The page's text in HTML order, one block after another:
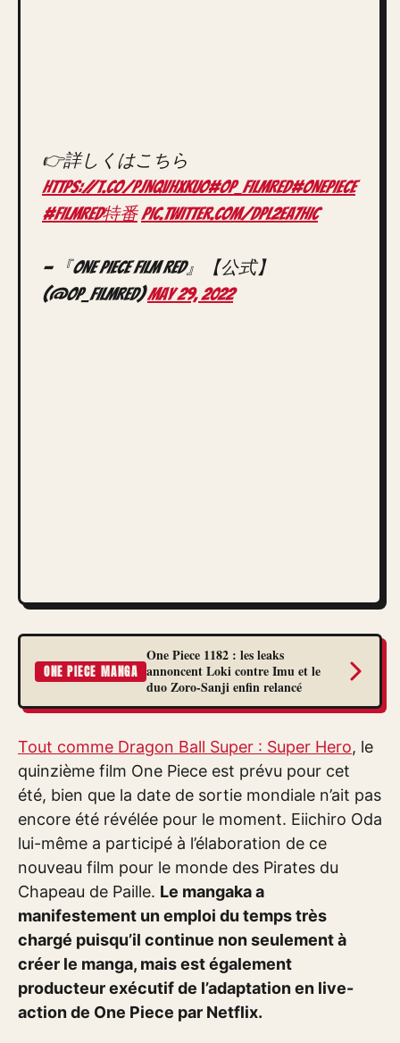
👉詳しくはこちら
https://t.co/PjnQvHXkuO#OP_FILMRED#ONEPIECE
#FILMRED特番pic.twitter.com/DpL2Ea7HIC
— 『ONE PIECE FILM RED』【公式】
(@OP_FILMRED)May 29, 2022
ONE PIECE MANGA
One Piece 1182 : les leaks
annoncent Loki contre Imu et le
duo Zoro-Sanji enfin relancé
Tout comme Dragon Ball Super : Super Hero, le
quinzième film One Piece est prévu pour cet
été, bien que la date de sortie mondiale n’ait pas
encore été révélée pour le moment. Eiichiro Oda
lui-même a participé à l’élaboration de ce
nouveau film pour le monde des Pirates du
Chapeau de Paille. Le mangaka a
manifestement un emploi du temps très
chargé puisqu’il continue non seulement à
créer le manga, mais est également
producteur exécutif de l’adaptation en live-
action de One Piece par Netflix.